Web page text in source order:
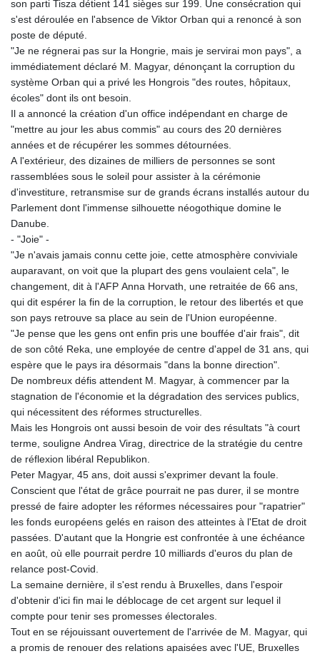
son parti Tisza détient 141 sièges sur 199. Une consécration qui
s'est déroulée en l'absence de Viktor Orban qui a renoncé à son
poste de député.
"Je ne régnerai pas sur la Hongrie, mais je servirai mon pays", a
immédiatement déclaré M. Magyar, dénonçant la corruption du
système Orban qui a privé les Hongrois "des routes, hôpitaux,
écoles" dont ils ont besoin.
Il a annoncé la création d'un office indépendant en charge de
"mettre au jour les abus commis" au cours des 20 dernières
années et de récupérer les sommes détournées.
A l'extérieur, des dizaines de milliers de personnes se sont
rassemblées sous le soleil pour assister à la cérémonie
d'investiture, retransmise sur de grands écrans installés autour du
Parlement dont l'immense silhouette néogothique domine le
Danube.
- "Joie" -
"Je n'avais jamais connu cette joie, cette atmosphère conviviale
auparavant, on voit que la plupart des gens voulaient cela", le
changement, dit à l'AFP Anna Horvath, une retraitée de 66 ans,
qui dit espérer la fin de la corruption, le retour des libertés et que
son pays retrouve sa place au sein de l'Union européenne.
"Je pense que les gens ont enfin pris une bouffée d'air frais", dit
de son côté Reka, une employée de centre d'appel de 31 ans, qui
espère que le pays ira désormais "dans la bonne direction".
De nombreux défis attendent M. Magyar, à commencer par la
stagnation de l'économie et la dégradation des services publics,
qui nécessitent des réformes structurelles.
Mais les Hongrois ont aussi besoin de voir des résultats "à court
terme, souligne Andrea Virag, directrice de la stratégie du centre
de réflexion libéral Republikon.
Peter Magyar, 45 ans, doit aussi s'exprimer devant la foule.
Conscient que l'état de grâce pourrait ne pas durer, il se montre
pressé de faire adopter les réformes nécessaires pour "rapatrier"
les fonds européens gelés en raison des atteintes à l'Etat de droit
passées. D'autant que la Hongrie est confrontée à une échéance
en août, où elle pourrait perdre 10 milliards d'euros du plan de
relance post‑Covid.
La semaine dernière, il s'est rendu à Bruxelles, dans l'espoir
d'obtenir d'ici fin mai le déblocage de cet argent sur lequel il
compte pour tenir ses promesses électorales.
Tout en se réjouissant ouvertement de l'arrivée de M. Magyar, qui
a promis de renouer des relations apaisées avec l'UE, Bruxelles